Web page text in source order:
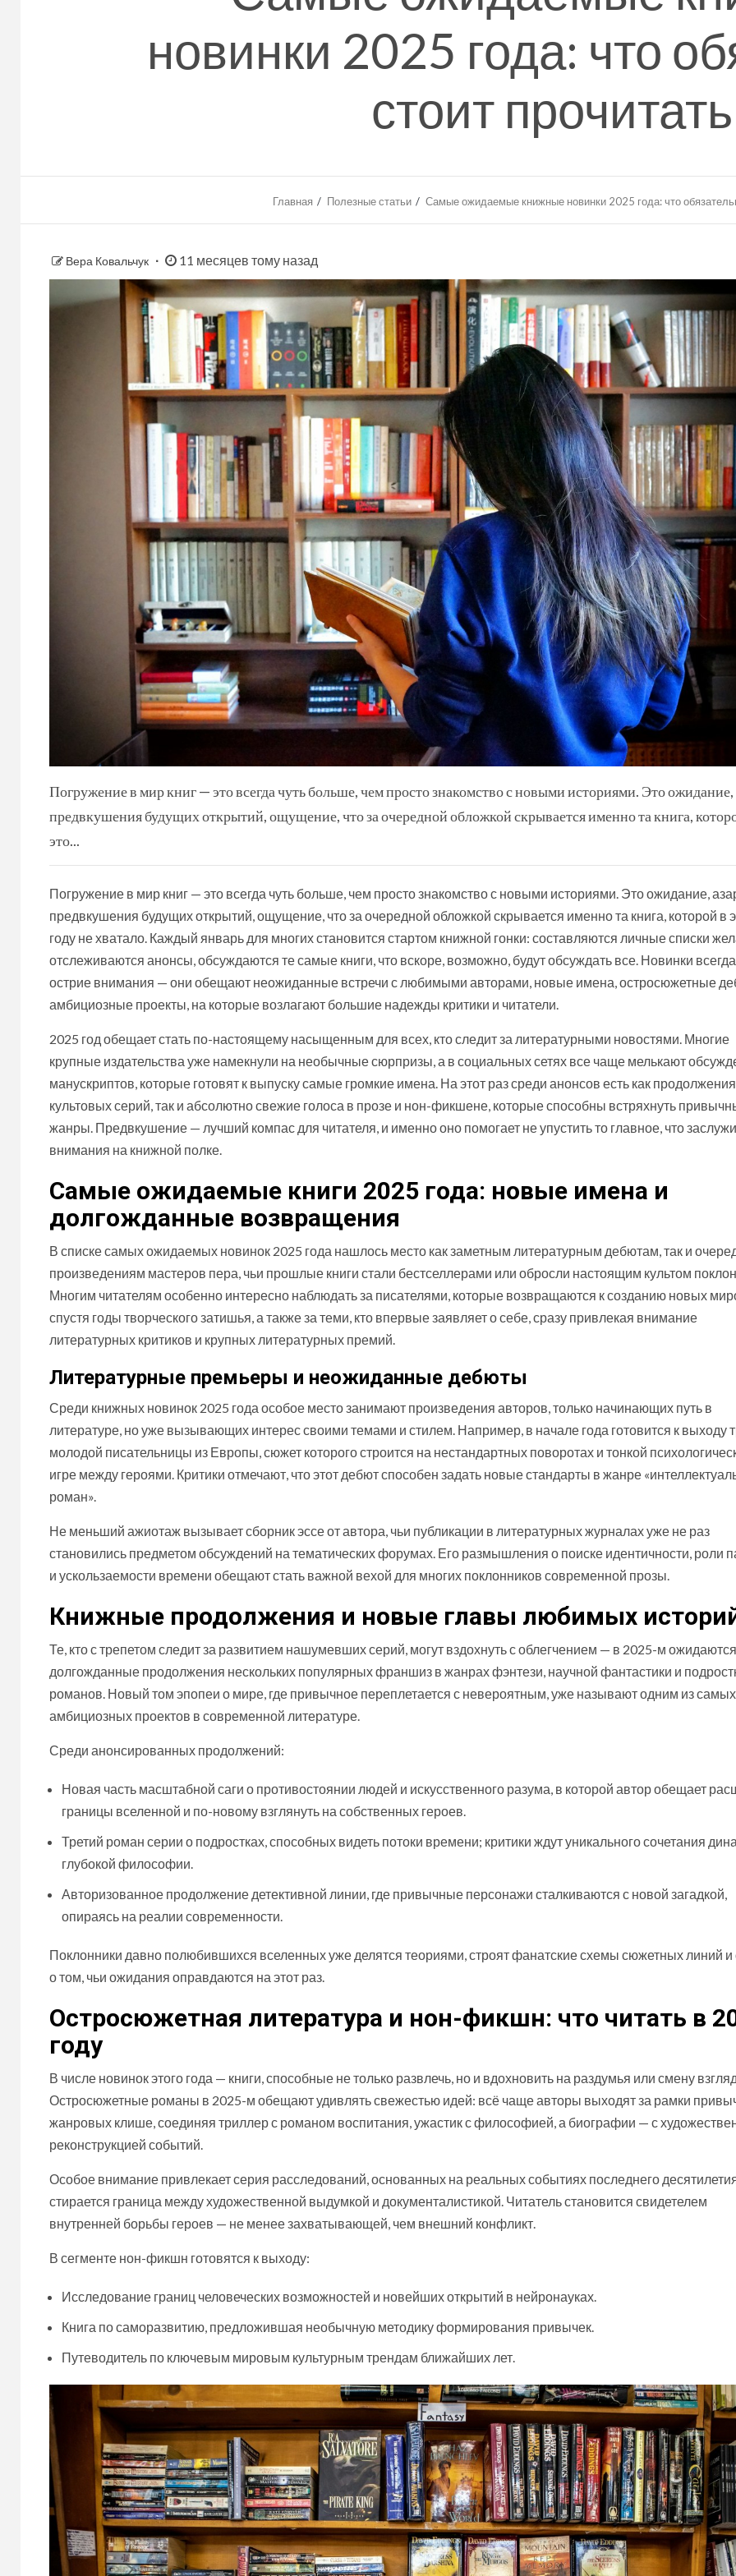
новинки 2025 года: что
стоит прочитать
Главная Полезные статьи Самые ожидаемые книжные новинки 2025 года: что
Вера Ковальчук 11 месяцев тому назад
Погружение в мир книг — это всегда чуть больше, чем просто знакомство с новыми историями. Это ожидание,
предвкушения будущих открытий, ощущение, что за очередной обложкой скрывается именно та книга,
это...
Погружение в мир книг — это всегда чуть больше, чем просто знакомство с новыми историями. Это ожидание,
предвкушения будущих открытий, ощущение, что за очередной обложкой скрывается именно та книга, которой в
году не хватало. Каждый январь для многих становится стартом книжной гонки: составляются личные списки
отслеживаются анонсы, обсуждаются те самые книги, что вскоре, возможно, будут обсуждать все. Новинки
острие внимания — они обещают неожиданные встречи с любимыми авторами, новые имена, остросюжетные
амбициозные проекты, на которые возлагают большие надежды критики и читатели.
2025 год обещает стать по-настоящему насыщенным для всех, кто следит за литературными новостями. Многие
крупные издательства уже намекнули на необычные сюрпризы, а в социальных сетях все чаще мелькают
манускриптов, которые готовят к выпуску самые громкие имена. На этот раз среди анонсов есть как продолжения
культовых серий, так и абсолютно свежие голоса в прозе и нон-фикшене, которые способны встряхнуть
жанры. Предвкушение — лучший компас для читателя, и именно оно помогает не упустить то главное, что
внимания на книжной полке.
Самые ожидаемые книги 2025 года: новые имена и
долгожданные возвращения
В списке самых ожидаемых новинок 2025 года нашлось место как заметным литературным дебютам, так и
произведениям мастеров пера, чьи прошлые книги стали бестселлерами или обросли настоящим культом
Многим читателям особенно интересно наблюдать за писателями, которые возвращаются к созданию новых
спустя годы творческого затишья, а также за теми, кто впервые заявляет о себе, сразу привлекая внимание
литературных критиков и крупных литературных премий.
Литературные премьеры и неожиданные дебюты
Среди книжных новинок 2025 года особое место занимают произведения авторов, только начинающих путь в
литературе, но уже вызывающих интерес своими темами и стилем. Например, в начале года готовится к выходу
молодой писательницы из Европы, сюжет которого строится на нестандартных поворотах и тонкой
игре между героями. Критики отмечают, что этот дебют способен задать новые стандарты в жанре
роман».
Не меньший ажиотаж вызывает сборник эссе от автора, чьи публикации в литературных журналах уже не раз
становились предметом обсуждений на тематических форумах. Его размышления о поиске идентичности, роли
и ускользаемости времени обещают стать важной вехой для многих поклонников современной прозы.
Книжные продолжения и новые главы любимых
Те, кто с трепетом следит за развитием нашумевших серий, могут вздохнуть с облегчением — в 2025-м ожидаются
долгожданные продолжения нескольких популярных франшиз в жанрах фэнтези, научной фантастики и
романов. Новый том эпопеи о мире, где привычное переплетается с невероятным, уже называют одним из самых
амбициозных проектов в современной литературе.
Среди анонсированных продолжений:
Новая часть масштабной саги о противостоянии людей и искусственного разума, в которой автор обещает
границы вселенной и по-новому взглянуть на собственных героев.
Третий роман серии о подростках, способных видеть потоки времени; критики ждут уникального сочетания
глубокой философии.
Авторизованное продолжение детективной линии, где привычные персонажи сталкиваются с новой загадкой,
опираясь на реалии современности.
Поклонники давно полюбившихся вселенных уже делятся теориями, строят фанатские схемы сюжетных линий и
о том, чьи ожидания оправдаются на этот раз.
Остросюжетная литература и нон-фикшн: что читать в
году
В числе новинок этого года — книги, способные не только развлечь, но и вдохновить на раздумья или смену
Остросюжетные романы в 2025-м обещают удивлять свежестью идей: всё чаще авторы выходят за рамки
жанровых клише, соединяя триллер с романом воспитания, ужастик с философией, а биографии — с
реконструкцией событий.
Особое внимание привлекает серия расследований, основанных на реальных событиях последнего
стирается граница между художественной выдумкой и документалистикой. Читатель становится свидетелем
внутренней борьбы героев — не менее захватывающей, чем внешний конфликт.
В сегменте нон-фикшн готовятся к выходу:
Исследование границ человеческих возможностей и новейших открытий в нейронауках.
Книга по саморазвитию, предложившая необычную методику формирования привычек.
Путеводитель по ключевым мировым культурным трендам ближайших лет.